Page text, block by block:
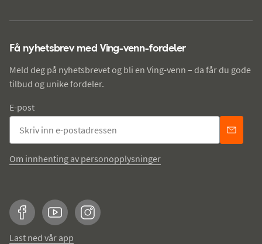
Få nyhetsbrev med Ving-venn-fordeler
Meld deg på nyhetsbrevet og bli en Ving-venn – da får du gode
tilbud og unike fordeler.
E-post
Om innhenting av personopplysninger
FacebookYouTubeInstagram
Last ned vår app